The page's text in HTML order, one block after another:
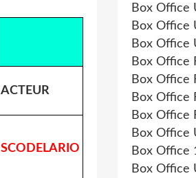
ACTEUR
SCODELARIO
Box Office
Box Office
Box Office
Box Office
Box Office
Box Office
Box Office
Box Office
Box Office
Box Office